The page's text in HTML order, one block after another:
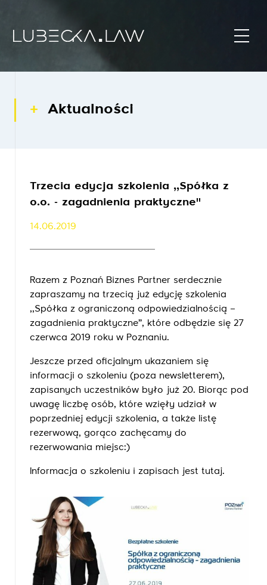
Aktualności
Trzecia edycja szkolenia ,,Spółka z
o.o. - zagadnienia praktyczne''
14.06.2019
Razem z Poznań Biznes Partner serdecznie
zapraszamy na trzecią już edycję szkolenia
,,Spółka z ograniczoną odpowiedzialnością –
zagadnienia praktyczne”, które odbędzie się 27
czerwca 2019 roku w Poznaniu.
Jeszcze przed oficjalnym ukazaniem się
informacji o szkoleniu (poza newsletterem),
zapisanych uczestników było już 20. Biorąc pod
uwagę liczbę osób, które wzięły udział w
poprzedniej edycji szkolenia, a także listę
rezerwową, gorąco zachęcamy do
rezerwowania miejsc:)
Informacja o szkoleniu i zapisach jest tutaj.